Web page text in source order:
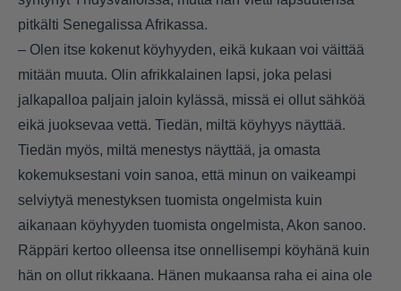
pitkälti Senegalissa Afrikassa.
– Olen itse kokenut köyhyyden, eikä kukaan voi väittää
mitään muuta. Olin afrikkalainen lapsi, joka pelasi
jalkapalloa paljain jaloin kylässä, missä ei ollut sähköä
eikä juoksevaa vettä. Tiedän, miltä köyhyys näyttää.
Tiedän myös, miltä menestys näyttää, ja omasta
kokemuksestani voin sanoa, että minun on vaikeampi
selviytyä menestyksen tuomista ongelmista kuin
aikanaan köyhyyden tuomista ongelmista, Akon sanoo.
Räppäri kertoo olleensa itse onnellisempi köyhänä kuin
hän on ollut rikkaana. Hänen mukaansa raha ei aina ole